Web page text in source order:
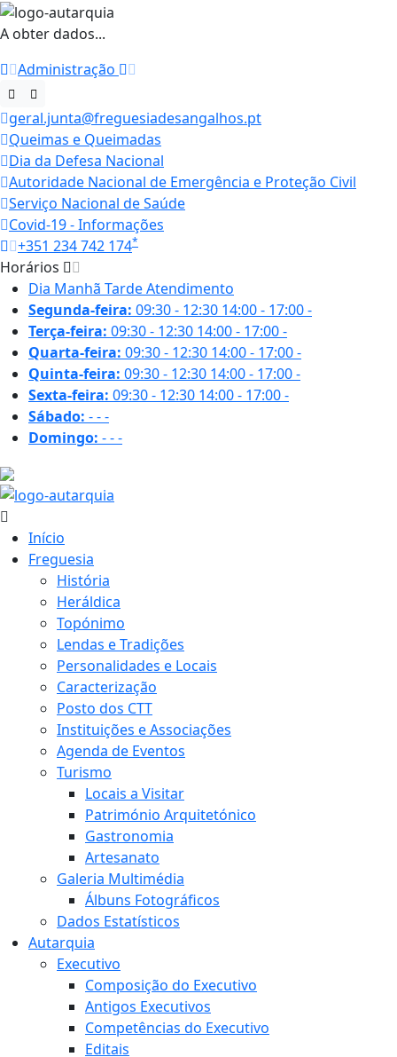
A obter dados...
Administração
geral.junta@freguesiadesangalhos.pt
Queimas e Queimadas
Dia da Defesa Nacional
Autoridade Nacional de Emergência e Proteção Civil
Serviço Nacional de Saúde
Covid-19 - Informações
+351 234 742 174*
Horários
Dia Manhã TardeAtendimento
Segunda-feira: 09:30 - 12:30 14:00 - 17:00-
Terça-feira: 09:30 - 12:30 14:00 - 17:00-
Quarta-feira: 09:30 - 12:30 14:00 - 17:00-
Quinta-feira: 09:30 - 12:30 14:00 - 17:00-
Sexta-feira: 09:30 - 12:30 14:00 - 17:00-
Sábado: ---
Domingo: ---
Início
Freguesia
História
Heráldica
Topónimo
Lendas e Tradições
Personalidades e Locais
Caracterização
Posto dos CTT
Instituições e Associações
Agenda de Eventos
Turismo
Locais a Visitar
Património Arquitetónico
Gastronomia
Artesanato
Galeria Multimédia
Álbuns Fotográficos
Dados Estatísticos
Autarquia
Executivo
Composição do Executivo
Antigos Executivos
Competências do Executivo
Editais